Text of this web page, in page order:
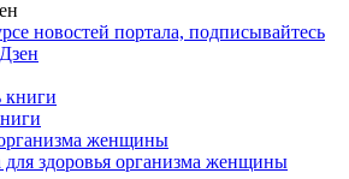
новостей портала, подписывайтесь
здоровья организма женщины